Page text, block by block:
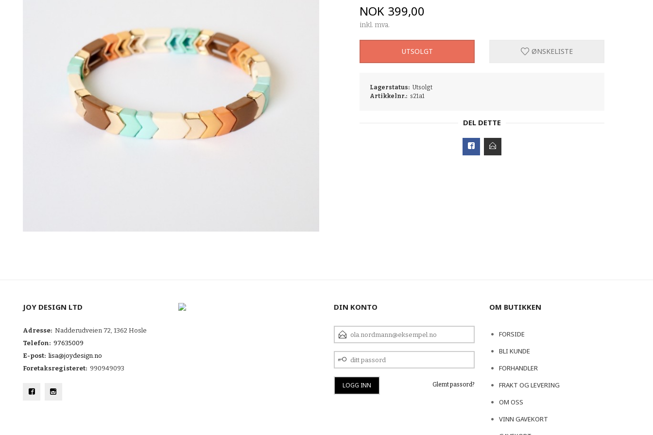
Pris
NOK 399,00
inkl. mva.
UTSOLGT ØNSKELISTE
Lagerstatus: Utsolgt
Artikkelnr.: s21a1
DEL DETTE
JOY DESIGN LTD
Adresse: Nadderudveien 72, 1362 Hosle
Telefon: 97635009
E-post: lisa@joydesign.no
Foretaksregisteret: 990949093
DIN KONTO
E-
POSTADRESSE
DITT
PASSORD
Glemt passord?
OM BUTIKKEN
FORSIDE
BLI KUNDE
FORHANDLER
FRAKT OG LEVERING
OM OSS
VINN GAVEKORT